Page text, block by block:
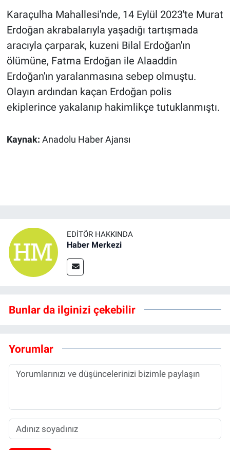
Karaçulha Mahallesi'nde, 14 Eylül 2023'te Murat
Erdoğan akrabalarıyla yaşadığı tartışmada
aracıyla çarparak, kuzeni Bilal Erdoğan'ın
ölümüne, Fatma Erdoğan ile Alaaddin
Erdoğan'ın yaralanmasına sebep olmuştu.
Olayın ardından kaçan Erdoğan polis
ekiplerince yakalanıp hakimlikçe tutuklanmıştı.
Kaynak: Anadolu Haber Ajansı
EDITÖR HAKKINDA
Haber Merkezi
Bunlar da ilginizi çekebilir
Yorumlar